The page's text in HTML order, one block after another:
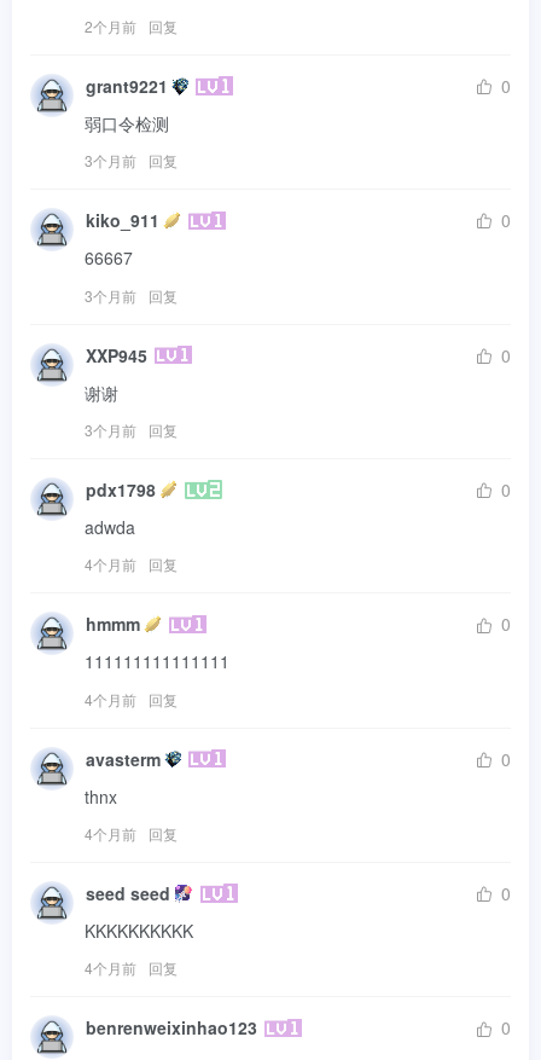
2个月前 回复
grant9221
0
弱口令检测
3个月前 回复
kiko_911
0
66667
3个月前 回复
XXP945
0
谢谢
3个月前 回复
pdx1798
0
adwda
4个月前 回复
hmmm
0
111111111111111
4个月前 回复
avasterm
0
thnx
4个月前 回复
seed seed
0
KKKKKKKKKK
4个月前 回复
benrenweixinhao123
0